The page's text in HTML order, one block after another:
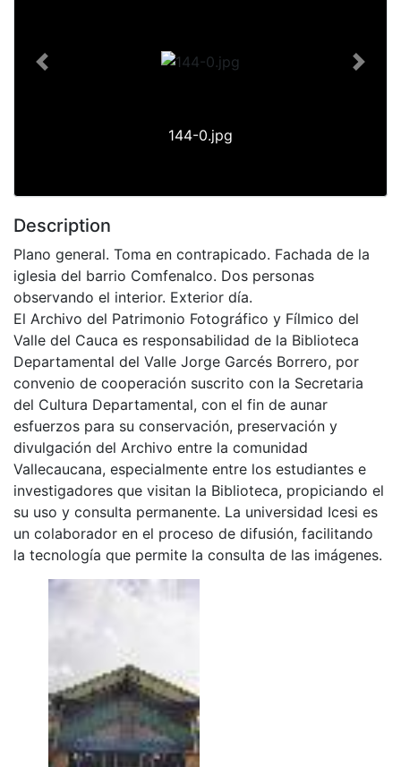
144-0.jpg
Previous Next
Description
Plano general. Toma en contrapicado. Fachada de la
iglesia del barrio Comfenalco. Dos personas
observando el interior. Exterior día.
El Archivo del Patrimonio Fotográfico y Fílmico del
Valle del Cauca es responsabilidad de la Biblioteca
Departamental del Valle Jorge Garcés Borrero, por
convenio de cooperación suscrito con la Secretaria
del Cultura Departamental, con el fin de aunar
esfuerzos para su conservación, preservación y
divulgación del Archivo entre la comunidad
Vallecaucana, especialmente entre los estudiantes e
investigadores que visitan la Biblioteca, propiciando el
su uso y consulta permanente. La universidad Icesi es
un colaborador en el proceso de difusión, facilitando
la tecnología que permite la consulta de las imágenes.